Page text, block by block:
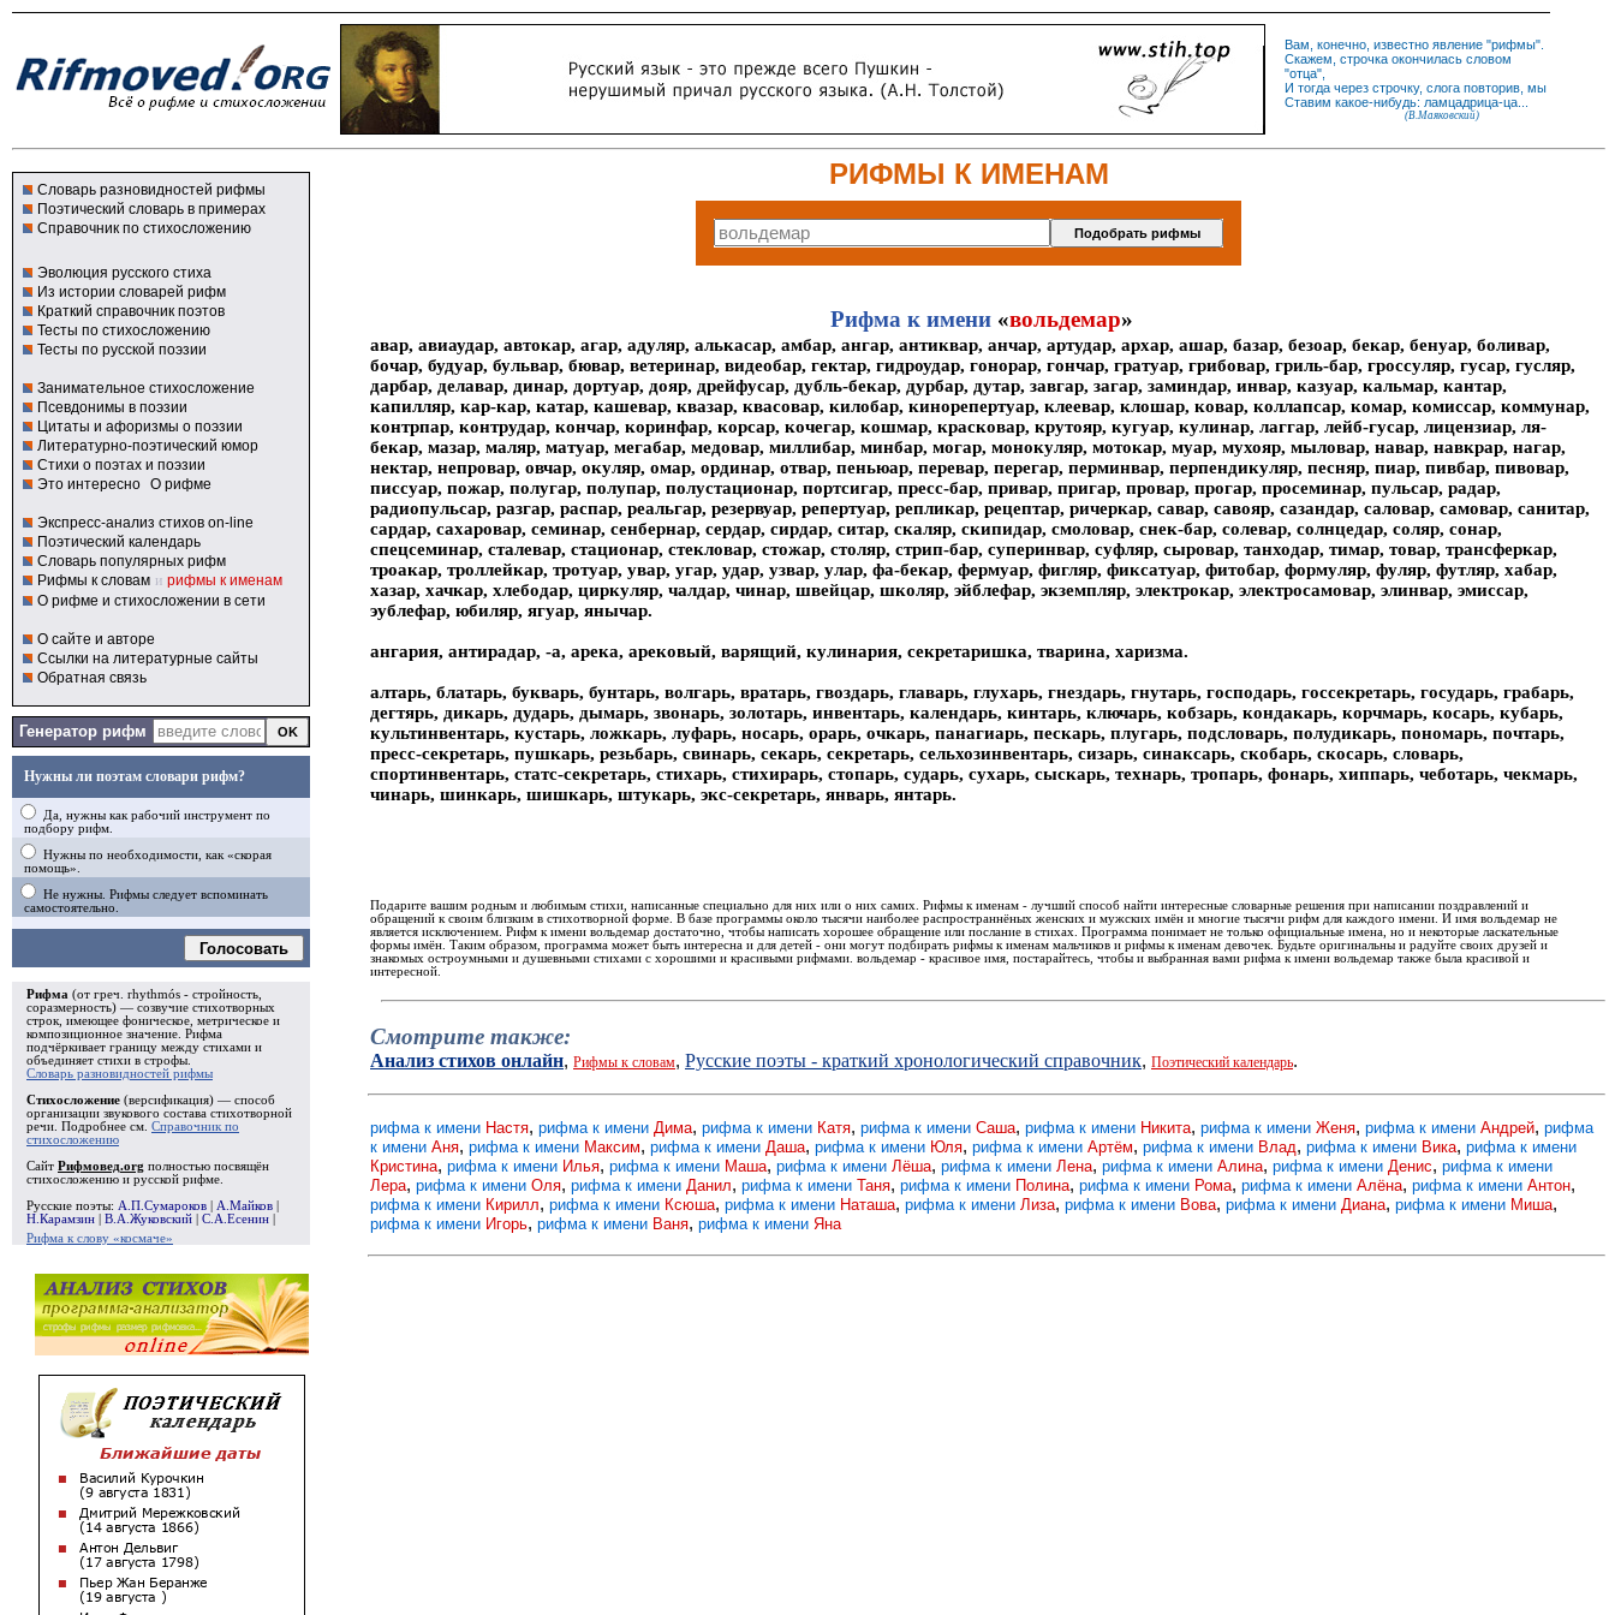
Вам, конечно, известно явление "рифмы".
Скажем, строчка окончилась словом
"отца",
И тогда через строчку, слога повторив, мы
Ставим какое-нибудь: ламцадрица-ца...
(В.Маяковский)
Словарь разновидностей рифмы
Поэтический словарь в примерах
Справочник по стихосложению
Эволюция русского стиха
Из истории словарей рифм
Краткий справочник поэтов
Тесты по стихосложению
Тесты по русской поэзии
Занимательное стихосложение
Псевдонимы в поэзии
Цитаты и афоризмы о поэзии
Литературно-поэтический юмор
Стихи о поэтах и поэзии
Это интересно О рифме
Экспресс-анализ стихов on-line
Поэтический календарь
Словарь популярных рифм
Рифмы к словам и рифмы к именам
О рифме и стихосложении в сети
О сайте и авторе
Ссылки на литературные сайты
Обратная связь
Генератор рифм
Нужны ли поэтам словари рифм?
Да, нужны как рабочий инструмент по
подбору рифм.
Нужны по необходимости, как «скорая
помощь».
Не нужны. Рифмы следует вспоминать
самостоятельно.
Голосовать
Рифма (от греч. rhythmós - стройность,
соразмерность) — созвучие стихотворных
строк, имеющее фоническое, метрическое и
композиционное значение. Рифма
подчёркивает границу между стихами и
объединяет стихи в строфы
Словарь разновидностей рифмы
Стихосложение (версификация) — способ
организации звукового состава стихотворной
речи. Подробнее см. Справочник по
стихосложению
Сайт Рифмовед.org полностью посвящён
стихосложению и русской рифме.
Русские поэты: А.П.Сумароков А.Майков
Н.Карамзин
В.А.Жуковский С.А.Есенин
Рифма к слову «космаче»
РИФМЫ К ИМЕНАМ
Рифма к имени «вольдемар»
авар, авиаудар, автокар, агар, адуляр, алькасар, амбар, ангар, антиквар, анчар, артудар, архар, ашар, базар, безоар, бекар, бенуар, боливар,
бочар, будуар, бульвар, бювар, ветеринар, видеобар, гектар, гидроудар, гонорар, гончар, гратуар, грибовар, гриль-бар, гроссуляр, гусар, гусляр,
дарбар, делавар, динар, дортуар, дояр, дрейфусар, дубль-бекар, дурбар, дутар, завгар, загар, заминдар, инвар, казуар, кальмар, кантар,
капилляр, кар-кар, катар, кашевар, квазар, квасовар, килобар, кинорепертуар, клеевар, клошар, ковар, коллапсар, комар, комиссар, коммунар,
контрпар, контрудар, кончар, коринфар, корсар, кочегар, кошмар, красковар, крутояр, кугуар, кулинар, лаггар, лейб-гусар, лицензиар, ля-
бекар, мазар, маляр, матуар, мегабар, медовар, миллибар, минбар, могар, монокуляр, мотокар, муар, мухояр, мыловар, навар, навкрар, нагар,
нектар, непровар, овчар, окуляр, омар, ординар, отвар, пеньюар, перевар, перегар, перминвар, перпендикуляр, песняр, пиар, пивбар, пивовар,
писсуар, пожар, полугар, полупар, полустационар, портсигар, пресс-бар, привар, пригар, провар, прогар, просеминар, пульсар, радар,
радиопульсар, разгар, распар, реальгар, резервуар, репертуар, репликар, рецептар, ричеркар, савар, савояр, сазандар, саловар, самовар, санитар,
сардар, сахаровар, семинар, сенбернар, сердар, сирдар, ситар, скаляр, скипидар, смоловар, снек-бар, солевар, солнцедар, соляр, сонар,
спецсеминар, сталевар, стационар, стекловар, стожар, столяр, стрип-бар, суперинвар, суфляр, сыровар, танходар, тимар, товар, трансферкар,
троакар, троллейкар, тротуар, увар, угар, удар, узвар, улар, фа-бекар, фермуар, фигляр, фиксатуар, фитобар, формуляр, фуляр, футляр, хабар,
хазар, хачкар, хлебодар, циркуляр, чалдар, чинар, швейцар, школяр, эйблефар, экземпляр, электрокар, электросамовар, элинвар, эмиссар,
эублефар, юбиляр, ягуар, янычар.
ангария, антирадар, -а, арека, арековый, варящий, кулинария, секретаришка, тварина, харизма.
алтарь, блатарь, букварь, бунтарь, волгарь, вратарь, гвоздарь, главарь, глухарь, гнездарь, гнутарь, господарь, госсекретарь, государь, грабарь,
дегтярь, дикарь, дударь, дымарь, звонарь, золотарь, инвентарь, календарь, кинтарь, ключарь, кобзарь, кондакарь, корчмарь, косарь, кубарь,
культинвентарь, кустарь, ложкарь, луфарь, носарь, орарь, очкарь, панагиарь, пескарь, плугарь, подсловарь, полудикарь, пономарь, почтарь,
пресс-секретарь, пушкарь, резьбарь, свинарь, секарь, секретарь, сельхозинвентарь, сизарь, синаксарь, скобарь, скосарь, словарь,
спортинвентарь, статс-секретарь, стихарь, стихирарь, стопарь, сударь, сухарь, сыскарь, технарь, тропарь, фонарь, хиппарь, чеботарь, чекмарь,
чинарь, шинкарь, шишкарь, штукарь, экс-секретарь, январь, янтарь.
Подарите вашим родным и любимым стихи, написанные специально для них или о них самих. Рифмы к именам - лучший способ найти интересные словарные решения при написании поздравлений и
обращений к своим близким в стихотворной форме. В базе программы около тысячи наиболее распространнёных женских и мужских имён и многие тысячи рифм для каждого имени. И имя вольдемар не
является исключением. Рифм к имени вольдемар достаточно, чтобы написать хорошее обращение или послание в стихах. Программа понимает не только официальные имена, но и некоторые ласкательные
формы имён. Таким образом, программа может быть интересна и для детей - они могут подбирать рифмы к именам мальчиков и рифмы к именам девочек. Будьте оригинальны и радуйте своих друзей и
знакомых остроумными и душевными стихами с хорошими и красивыми рифмами. вольдемар - красивое имя, постарайтесь, чтобы и выбранная вами рифма к имени вольдемар также была красивой и
интересной.
Смотрите также:
Анализ стихов онлайн, Рифмы к словам, Русские поэты - краткий хронологический справочник, Поэтический календарь.
рифма к имени Настя, рифма к имени Дима, рифма к имени Катя, рифма к имени Саша, рифма к имени Никита, рифма к имени Женя, рифма к имени Андрей, рифма
к имени Аня, рифма к имени Максим, рифма к имени Даша, рифма к имени Юля, рифма к имени Артём, рифма к имени Влад, рифма к имени Вика, рифма к имени
Кристина, рифма к имени Илья, рифма к имени Маша, рифма к имени Лёша, рифма к имени Лена, рифма к имени Алина, рифма к имени Денис, рифма к имени
Лера, рифма к имени Оля, рифма к имени Данил, рифма к имени Таня, рифма к имени Полина, рифма к имени Рома, рифма к имени Алёна, рифма к имени Антон,
рифма к имени Кирилл, рифма к имени Ксюша, рифма к имени Наташа, рифма к имени Лиза, рифма к имени Вова, рифма к имени Диана, рифма к имени Миша,
рифма к имени Игорь, рифма к имени Ваня, рифма к имени Яна